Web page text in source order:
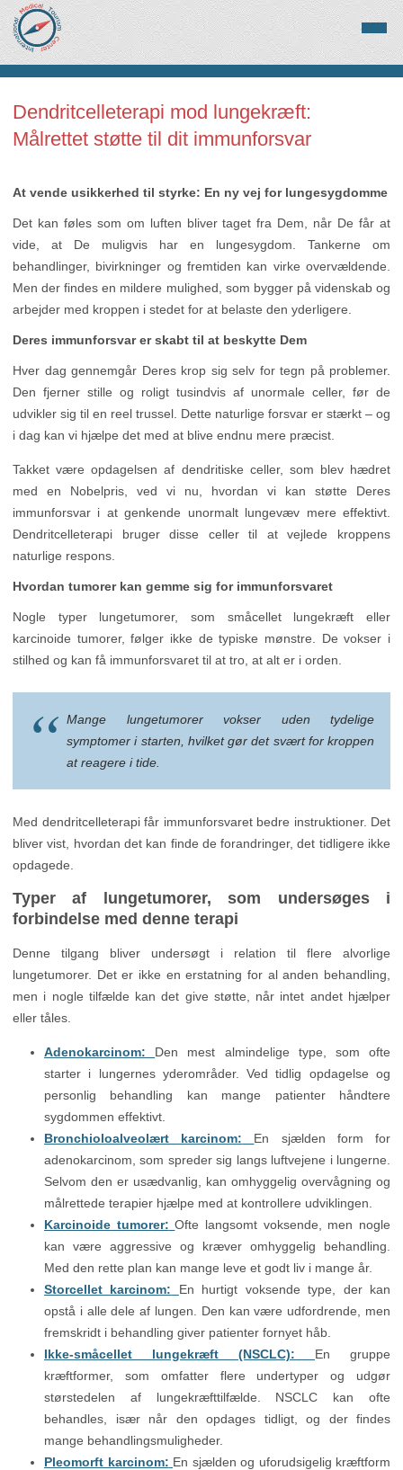
Dendritcelleterapi mod lungekræft:
Målrettet støtte til dit immunforsvar
At vende usikkerhed til styrke: En ny vej for lungesygdomme
Det kan føles som om luften bliver taget fra Dem, når De får at
vide, at De muligvis har en lungesygdom. Tankerne om
behandlinger, bivirkninger og fremtiden kan virke overvældende.
Men der findes en mildere mulighed, som bygger på videnskab og
arbejder med kroppen i stedet for at belaste den yderligere.
Deres immunforsvar er skabt til at beskytte Dem
Hver dag gennemgår Deres krop sig selv for tegn på problemer.
Den fjerner stille og roligt tusindvis af unormale celler, før de
udvikler sig til en reel trussel. Dette naturlige forsvar er stærkt – og
i dag kan vi hjælpe det med at blive endnu mere præcist.
Takket være opdagelsen af dendritiske celler, som blev hædret
med en Nobelpris, ved vi nu, hvordan vi kan støtte Deres
immunforsvar i at genkende unormalt lungevæv mere effektivt.
Dendritcelleterapi bruger disse celler til at vejlede kroppens
naturlige respons.
Hvordan tumorer kan gemme sig for immunforsvaret
Nogle typer lungetumorer, som småcellet lungekræft eller
karcinoide tumorer, følger ikke de typiske mønstre. De vokser i
stilhed og kan få immunforsvaret til at tro, at alt er i orden.
Mange lungetumorer vokser uden tydelige
symptomer i starten, hvilket gør det svært for kroppen
at reagere i tide.
Med dendritcelleterapi får immunforsvaret bedre instruktioner. Det
bliver vist, hvordan det kan finde de forandringer, det tidligere ikke
opdagede.
Typer af lungetumorer, som undersøges i
forbindelse med denne terapi
Denne tilgang bliver undersøgt i relation til flere alvorlige
lungetumorer. Det er ikke en erstatning for al anden behandling,
men i nogle tilfælde kan det give støtte, når intet andet hjælper
eller tåles.
Adenokarcinom:
Den mest almindelige type, som ofte
starter i lungernes yderområder. Ved tidlig opdagelse og
personlig behandling kan mange patienter håndtere
sygdommen effektivt.
Bronchioloalveolært karcinom:
En sjælden form for
adenokarcinom, som spreder sig langs luftvejene i lungerne.
Selvom den er usædvanlig, kan omhyggelig overvågning og
målrettede terapier hjælpe med at kontrollere udviklingen.
Karcinoide tumorer: Ofte langsomt voksende, men nogle
kan være aggressive og kræver omhyggelig behandling.
Med den rette plan kan mange leve et godt liv i mange år.
Storcellet karcinom:
En hurtigt voksende type, der kan
opstå i alle dele af lungen. Den kan være udfordrende, men
fremskridt i behandling giver patienter fornyet håb.
Ikke-småcellet lungekræft (NSCLC):
En gruppe
kræftformer, som omfatter flere undertyper og udgør
størstedelen af lungekræfttilfælde. NSCLC kan ofte
behandles, især når den opdages tidligt, og der findes
mange behandlingsmuligheder.
Pleomorft karcinom: En sjælden og uforudsigelig kræftform